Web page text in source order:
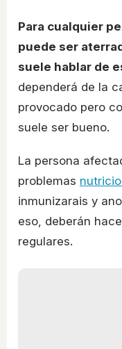
Para cualquier
puede ser
suele hablar de
dependerá de la
provocado pero
suele ser bueno.
La persona
problemas
inmunizarais y
eso, deberán
regulares.